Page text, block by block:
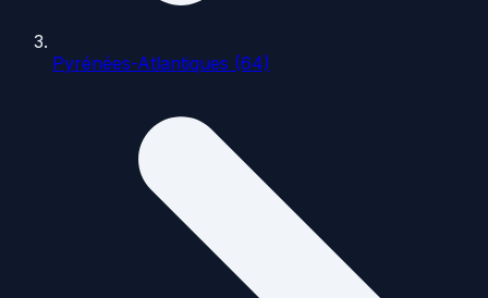
Pyrénées-Atlantiques (64)